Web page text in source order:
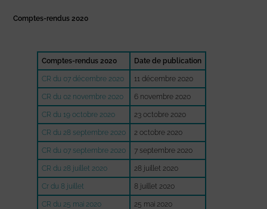
Comptes-rendus 2020
Comptes-rendus 2020 Date de publication
CR du 07 décembre 2020 11 décembre 2020
CR du 02 novembre 2020 6 novembre 2020
CR du 19 octobre 2020 23 octobre 2020
CR du 28 septembre 2020 2 octobre 2020
CR du 07 septembre 2020 7 septembre 2020
CR du 28 juillet 2020 28 juillet 2020
Cr du 8 juillet 8 juillet 2020
CR du 25 mai 2020 25 mai 2020